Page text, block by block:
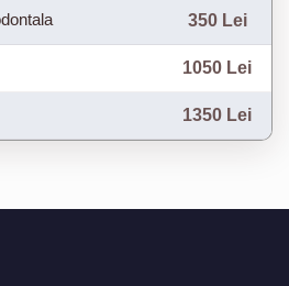
350 Lei
1050 Lei
1350 Lei